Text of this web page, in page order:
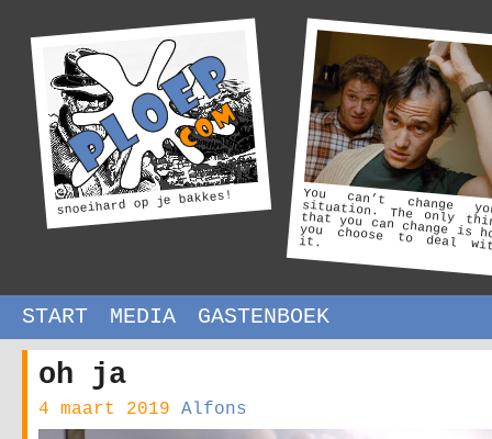
snoeihard op je bakkes! You can’t change
situation. The only
that you can change is
you choose to deal
it.
START MEDIA GASTENBOEK
oh ja
4 maart 2019 Alfons